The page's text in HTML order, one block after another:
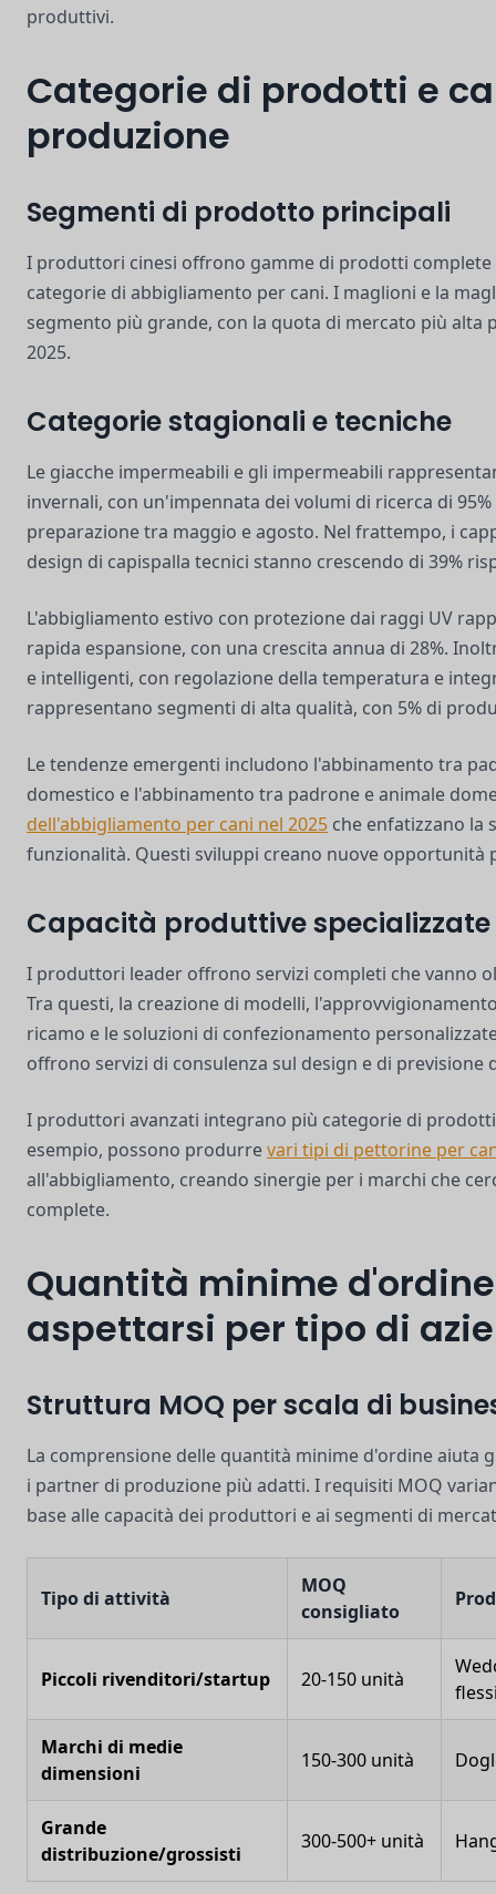
produttivi.
Categorie di prodotti e
produzione
Segmenti di prodotto principali
I produttori cinesi offrono gamme di prodotti
categorie di abbigliamento per cani. I maglioni e la
segmento più grande, con la quota di mercato più alta
2025.
Categorie stagionali e tecniche
Le giacche impermeabili e gli impermeabili
invernali, con un'impennata dei volumi di ricerca di
preparazione tra maggio e agosto. Nel frattempo, i
design di capispalla tecnici stanno crescendo di 39%
L'abbigliamento estivo con protezione dai raggi UV
rapida espansione, con una crescita annua di 28%.
e intelligenti, con regolazione della temperatura e
rappresentano segmenti di alta qualità, con 5% di
Le tendenze emergenti includono l'abbinamento tra
domestico e l'abbinamento tra padrone e animale
dell'abbigliamento per cani nel 2025 che enfatizzano la
funzionalità. Questi sviluppi creano nuove
Capacità produttive specializzate
I produttori leader offrono servizi completi che vanno
Tra questi, la creazione di modelli,
ricamo e le soluzioni di confezionamento
offrono servizi di consulenza sul design e di previsione
I produttori avanzati integrano più categorie di
esempio, possono produrrevari tipi di pettorine per
all'abbigliamento, creando sinergie per i marchi che
complete.
Quantità minime
aspettarsi per tipo di
Struttura MOQ per scala di
La comprensione delle quantità minime d'ordine aiuta
i partner di produzione più adatti. I requisiti MOQ
base alle capacità dei produttori e ai segmenti di
Tipo di attività
MOQ
consigliato
Piccoli rivenditori/startup 20-150 unità
Marchi di medie
dimensioni
150-300 unità
Grande
distribuzione/grossisti
300-500+ unità